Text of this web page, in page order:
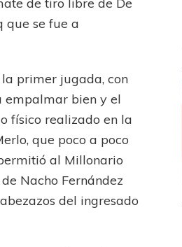
que se fue a
primer jugada, con
empalmar bien y el
físico realizado en la
que poco a poco
al Millonario
Nacho Fernández
del ingresado